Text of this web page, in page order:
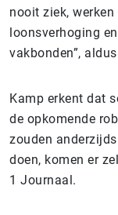
nooit ziek,
loonsverhoging
vakbonden”,
Kamp erkent dat
de opkomende
zouden
doen, komen er
1 Journaal.